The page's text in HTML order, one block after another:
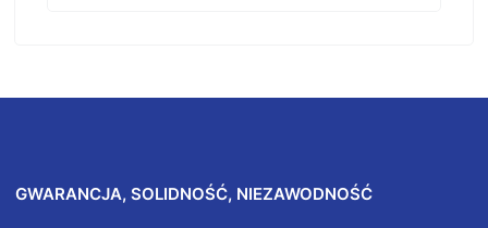
GWARANCJA, SOLIDNOŚĆ, NIEZAWODNOŚĆ